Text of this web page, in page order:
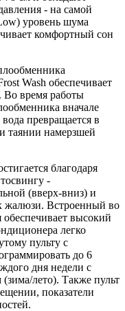
- на самой
уровень шума
комфортный сон
Wash обеспечивает
Во время работы
вначале
превращается в
таянии намерзшей
благодаря
-
(вверх-вниз) и
жалюзи. Встроенный во
высокий
легко
пульту с
до 6
дня недели с
лето). Также пульт
показатели